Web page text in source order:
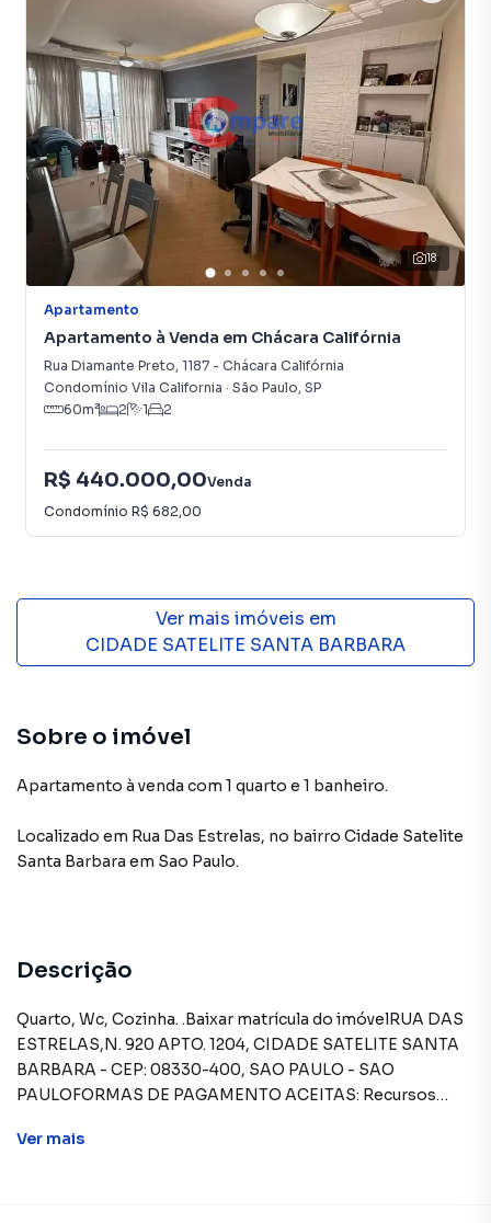
18
Apartamento
Apartamento à Venda em Chácara Califórnia
Rua Diamante Preto, 1187 - Chácara Califórnia
Condomínio Vila California · São Paulo, SP
60m² 2 1 2
R$ 440.000,00Venda
Condomínio R$ 682,00
Ver mais imóveis em
CIDADE SATELITE SANTA BARBARA
Sobre o imóvel
Apartamento à venda com 1 quarto e 1 banheiro.
Localizado em Rua Das Estrelas, no bairro Cidade Satelite
Santa Barbara em Sao Paulo.
Descrição
Quarto, Wc, Cozinha. .Baixar matrícula do imóvelRUA DAS
ESTRELAS,N. 920 APTO. 1204, CIDADE SATELITE SANTA
BARBARA - CEP: 08330-400, SAO PAULO - SAO
PAULOFORMAS DE PAGAMENTO ACEITAS: Recursos
Consulte condições antes de efetuar a proposta.REGRAS
Ver mais